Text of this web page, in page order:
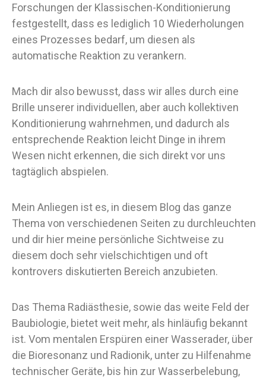
Forschungen der Klassischen-Konditionierung
festgestellt, dass es lediglich 10 Wiederholungen
eines Prozesses bedarf, um diesen als
automatische Reaktion zu verankern.
Mach dir also bewusst, dass wir alles durch eine
Brille unserer individuellen, aber auch kollektiven
Konditionierung wahrnehmen, und dadurch als
entsprechende Reaktion leicht Dinge in ihrem
Wesen nicht erkennen, die sich direkt vor uns
tagtäglich abspielen.
Mein Anliegen ist es, in diesem Blog das ganze
Thema von verschiedenen Seiten zu durchleuchten
und dir hier meine persönliche Sichtweise zu
diesem doch sehr vielschichtigen und oft
kontrovers diskutierten Bereich anzubieten.
Das Thema Radiästhesie, sowie das weite Feld der
Baubiologie, bietet weit mehr, als hinläufig bekannt
ist. Vom mentalen Erspüren einer Wasserader, über
die Bioresonanz und Radionik, unter zu Hilfenahme
technischer Geräte, bis hin zur Wasserbelebung,